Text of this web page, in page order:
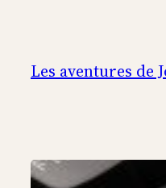
contenu
Les aventures de